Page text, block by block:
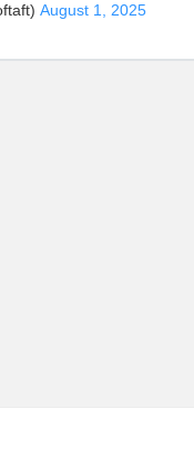
August 1, 2025